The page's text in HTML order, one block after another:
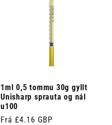
1ml 0,5 tommu 30g gyllt
Unisharp sprauta og nál
u100
Venjulegt
Frá £4.16 GBP